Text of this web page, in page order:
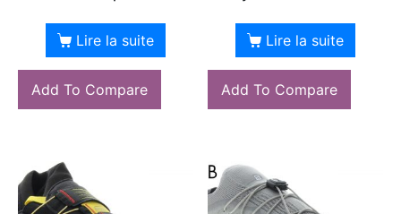
Lire la suite
Add To Compare
Lire la suite
Add To Compare